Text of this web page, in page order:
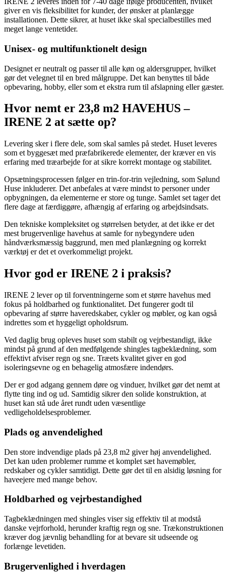
giver en vis fleksibilitet for kunder, der ønsker at planlægge
installationen. Dette sikrer, at huset ikke skal specialbestilles med
meget lange ventetider.
Unisex- og multifunktionelt design
Designet er neutralt og passer til alle køn og aldersgrupper, hvilket
gør det velegnet til en bred målgruppe. Det kan benyttes til både
opbevaring, hobby, eller som et ekstra rum til afslapning eller gæster.
Hvor nemt er 23,8 m2 HAVEHUS –
IRENE 2 at sætte op?
Levering sker i flere dele, som skal samles på stedet. Huset leveres
som et byggesæt med præfabrikerede elementer, der kræver en vis
erfaring med træarbejde for at sikre korrekt montage og stabilitet.
Opsætningsprocessen følger en trin-for-trin vejledning, som Sølund
Huse inkluderer. Det anbefales at være mindst to personer under
opbygningen, da elementerne er store og tunge. Samlet set tager det
flere dage at færdiggøre, afhængig af erfaring og arbejdsindsats.
Den tekniske kompleksitet og størrelsen betyder, at det ikke er det
mest brugervenlige havehus at samle for nybegyndere uden
håndværksmæssig baggrund, men med planlægning og korrekt
værktøj er det et overkommeligt projekt.
Hvor god er IRENE 2 i praksis?
IRENE 2 lever op til forventningerne som et større havehus med
fokus på holdbarhed og funktionalitet. Det fungerer godt til
opbevaring af større haveredskaber, cykler og møbler, og kan også
indrettes som et hyggeligt opholdsrum.
Ved daglig brug opleves huset som stabilt og vejrbestandigt, ikke
mindst på grund af den medfølgende shingles tagbeklædning, som
effektivt afviser regn og sne. Træets kvalitet giver en god
isoleringsevne og en behagelig atmosfære indendørs.
Der er god adgang gennem døre og vinduer, hvilket gør det nemt at
flytte ting ind og ud. Samtidig sikrer den solide konstruktion, at
huset kan stå ude året rundt uden væsentlige
vedligeholdelsesproblemer.
Plads og anvendelighed
Den store indvendige plads på 23,8 m2 giver høj anvendelighed.
Det kan uden problemer rumme et komplet sæt havemøbler,
redskaber og cykler samtidigt. Dette gør det til en alsidig løsning for
haveejere med mange behov.
Holdbarhed og vejrbestandighed
Tagbeklædningen med shingles viser sig effektiv til at modstå
danske vejrforhold, herunder kraftig regn og sne. Trækonstruktionen
kræver dog jævnlig behandling for at bevare sit udseende og
forlænge levetiden.
Brugervenlighed i hverdagen